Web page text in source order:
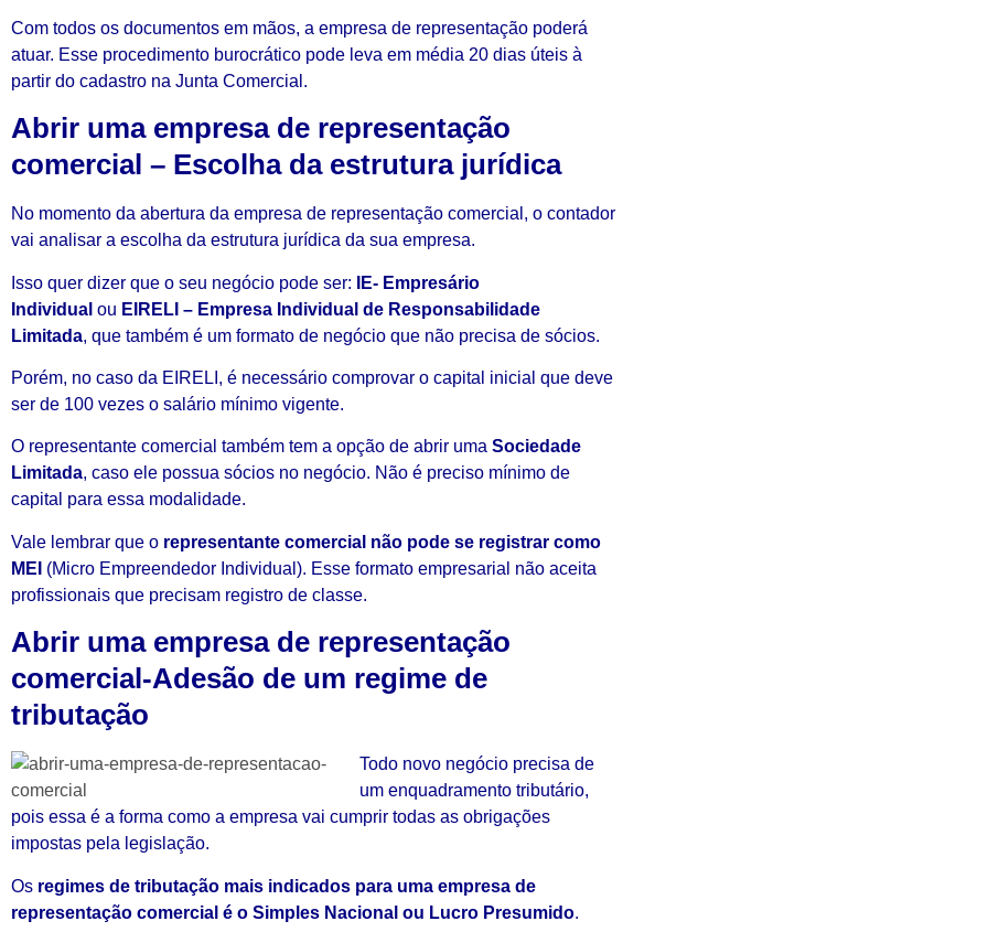
Com todos os documentos em mãos, a empresa de representação poderá
atuar. Esse procedimento burocrático pode leva em média 20 dias úteis à
partir do cadastro na Junta Comercial.
Abrir uma empresa de representação
comercial – Escolha da estrutura jurídica
No momento da abertura da empresa de representação comercial, o contador
vai analisar a escolha da estrutura jurídica da sua empresa.
Isso quer dizer que o seu negócio pode ser:
IE- Empresário
Individual ou EIRELI – Empresa Individual de Responsabilidade
Limitada, que também é um formato de negócio que não precisa de sócios.
Porém, no caso da EIRELI, é necessário comprovar o capital inicial que deve
ser de 100 vezes o salário mínimo vigente.
O representante comercial também tem a opção de abrir uma Sociedade
Limitada, caso ele possua sócios no negócio. Não é preciso mínimo de
capital para essa modalidade.
Vale lembrar que o representante comercial não pode se registrar como
MEI (Micro Empreendedor Individual). Esse formato empresarial não aceita
profissionais que precisam registro de classe.
Abrir uma empresa de representação
comercial-Adesão de um regime de
tributação
Todo novo negócio precisa de
um enquadramento tributário,
pois essa é a forma como a empresa vai cumprir todas as obrigações
impostas pela legislação.
Os regimes de tributação mais indicados para uma empresa de
representação comercial é o Simples Nacional ou Lucro Presumido.